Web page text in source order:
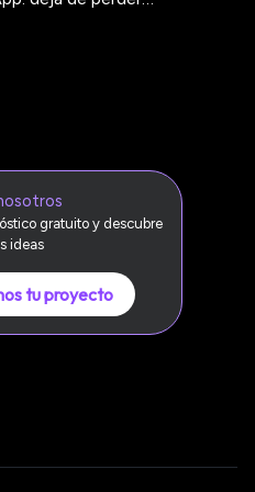
gratuito y descubre
ideas
tu proyecto